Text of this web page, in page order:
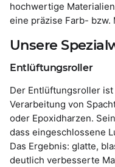
hochwertige
eine präzise Farb- bzw.
Unsere
Entlüftungsroller
Der Entlüftungsroller
Verarbeitung von
oder Epoxidharzen.
dass eingeschlossene
Das Ergebnis: glatte,
deutlich verbesserte